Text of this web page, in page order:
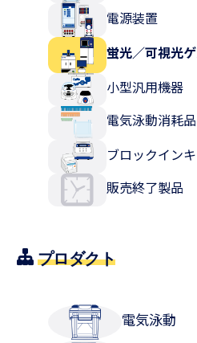
電源装置
蛍光／可視光
小型汎用機器
電気泳動消耗品
ブロックイン
販売終了製品
プロダクト
電気泳動